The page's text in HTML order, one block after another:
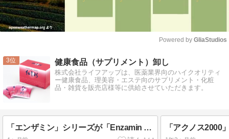
Powered by GliaStudios
3 健康食品（サプリメント）卸し
株式会社ライフアップは、医薬業界向のハイクオリティ
ー健康食品、理美容・エステ向のサプリメント・化粧
品・雑貨を販売店様等に供給させていただきます。
「エンザミン」シリーズが「Enzamin Qシリーズ」としてリニューアルしました。 「アクノス2000